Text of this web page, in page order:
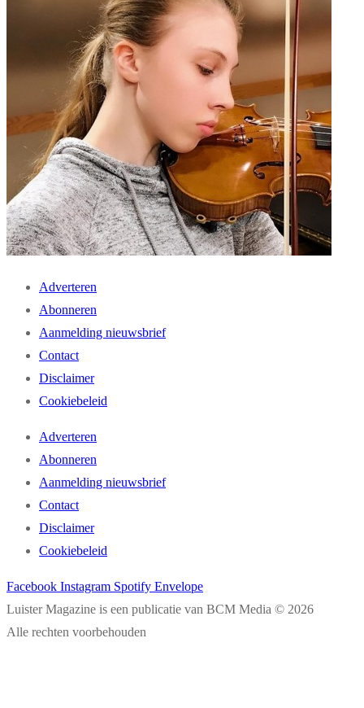
Adverteren
Abonneren
Aanmelding nieuwsbrief
Contact
Disclaimer
Cookiebeleid
Adverteren
Abonneren
Aanmelding nieuwsbrief
Contact
Disclaimer
Cookiebeleid
Facebook Instagram Spotify Envelope
Luister Magazine is een publicatie van BCM Media © 2026
Alle rechten voorbehouden